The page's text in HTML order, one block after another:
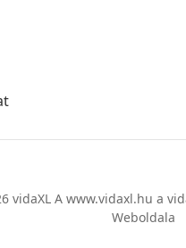
vidaXL A www.vidaxl.hu a
Weboldala